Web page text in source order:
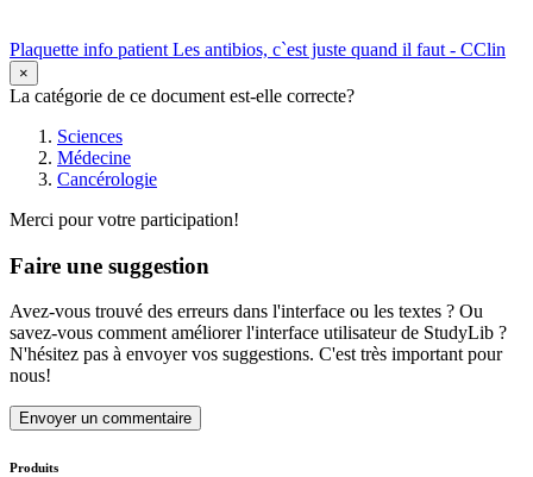
Plaquette info patient Les antibios, c`est juste quand il faut - CClin
×
La catégorie de ce document est-elle correcte?
Sciences
Médecine
Cancérologie
Merci pour votre participation!
Faire une suggestion
Avez-vous trouvé des erreurs dans l'interface ou les textes ? Ou
savez-vous comment améliorer l'interface utilisateur de StudyLib ?
N'hésitez pas à envoyer vos suggestions. C'est très important pour
nous!
Envoyer un commentaire
Produits